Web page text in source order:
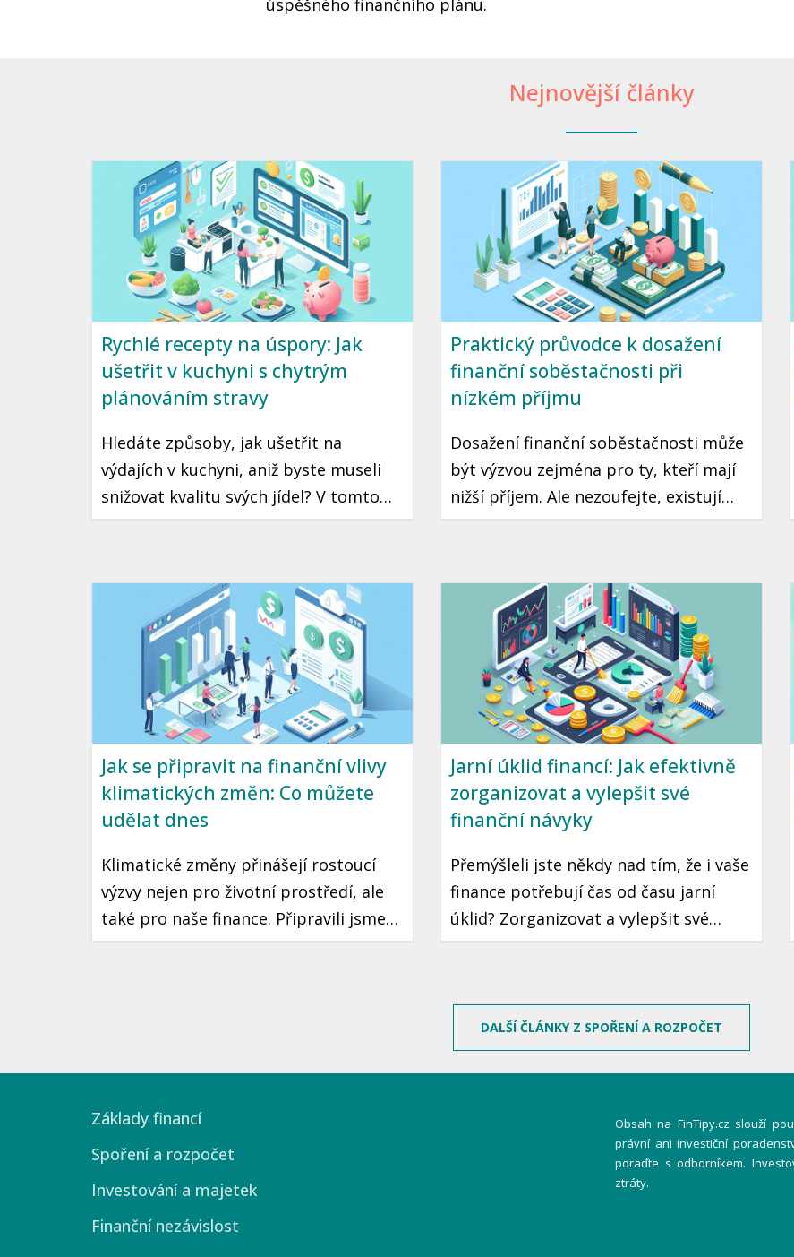
úspěšného finančního plánu.
Nejnovější články
Rychlé recepty na úspory: Jak
ušetřit v kuchyni s chytrým
plánováním stravy
Hledáte způsoby, jak ušetřit na
výdajích v kuchyni, aniž byste museli
snižovat kvalitu svých jídel? V tomto
článku vám nabízíme praktické tipy,
pokrmy. Zaměříme se na strategie,
které jsou snadno aplikovatelné a
přizpůsobené českému prostředí.
Praktický průvodce k dosažení
finanční soběstačnosti při
nízkém příjmu
Dosažení finanční soběstačnosti může
být výzvou zejména pro ty, kteří mají
nižší příjem. Ale nezoufejte, existují
praktické kroky a strategie, které vám
šetřit a investovat i s omezeným
rozpočtem.
Jak se připravit na finanční vlivy
klimatických změn: Co můžete
udělat dnes
Klimatické změny přinášejí rostoucí
výzvy nejen pro životní prostředí, ale
také pro naše finance. Připravili jsme
pro vás užitečné tipy, jak se vypořádat
Jarní úklid financí: Jak efektivně
zorganizovat a vylepšit své
finanční návyky
Přemýšleli jste někdy nad tím, že i vaše
finance potřebují čas od času jarní
úklid? Zorganizovat a vylepšit své
finanční návyky je krok, který může
Ukázeme vám, jak na to jednoduše a
prakticky.
DALŠÍ ČLÁNKY Z SPOŘENÍ A ROZPOČET
Základy financí
Spoření a rozpočet
Investování a majetek
Finanční nezávislost
Obsah na FinTipy.cz slouží
právní ani investiční
poraďte s odborníkem.
ztráty.